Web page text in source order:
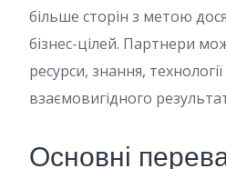
більше сторін з метою
бізнес-цілей. Партнери
ресурси, знання,
взаємовигідного
Основні